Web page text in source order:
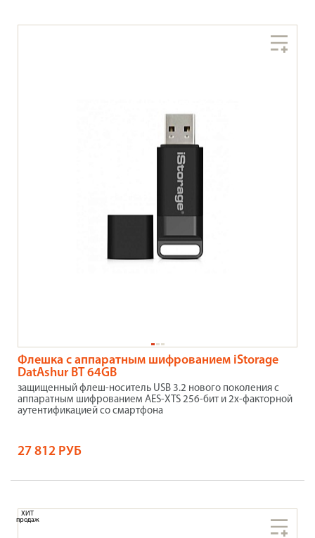
Флешка с аппаратным шифрованием iStorage
DatAshur BT 64GB
защищенный флеш-носитель USB 3.2 нового поколения с
аппаратным шифрованием AES-XTS 256-бит и 2х-факторной
аутентификацией со смартфона
27 812 РУБ
ХИТ
продаж